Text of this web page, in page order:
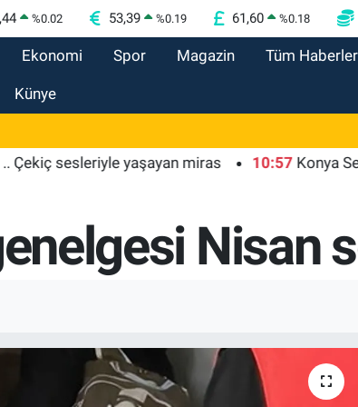
%0.02 53,39 %0.19 61,60 %0.18
Ekonomi Spor Magazin Tüm Haberler
Künye
sesleriyle yaşayan miras 10:57 Konya
Nisan